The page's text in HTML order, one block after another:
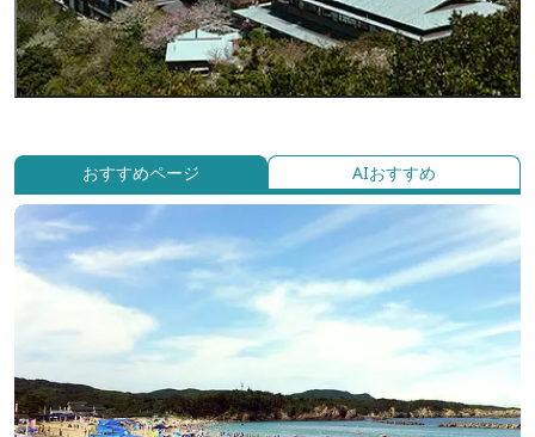
おすすめページ AIおすすめ